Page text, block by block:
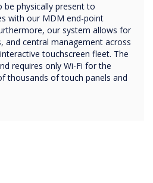
physically present to
with our MDM end-point
our system allows for
and central management across
touchscreen fleet. The
requires only Wi-Fi for the
thousands of touch panels and